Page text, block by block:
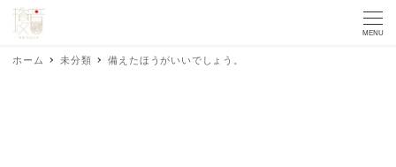
MENU
ホーム 未分類 備えたほうがいいでしょう。